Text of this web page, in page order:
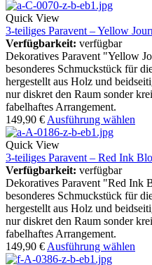
Quick View
3-teiliges Paravent – Yellow
Verfügbarkeit: verfügbar
Dekoratives Paravent "Yellow
besonderes Schmuckstück für
hergestellt aus Holz und
nur diskret den Raum sonder
fabelhaftes Arrangement.
149,90 € Ausführung wählen
Quick View
3-teiliges Paravent – Red Ink
Verfügbarkeit: verfügbar
Dekoratives Paravent "Red Ink
besonderes Schmuckstück für
hergestellt aus Holz und
nur diskret den Raum sonder
fabelhaftes Arrangement.
149,90 € Ausführung wählen